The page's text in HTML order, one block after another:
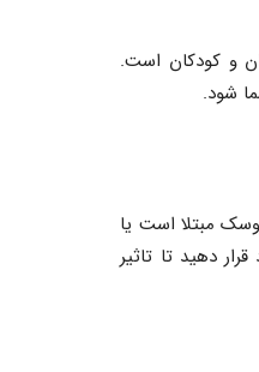
و کودکان است.
شود.
مبتلا است یا
دهید تا تاثیر